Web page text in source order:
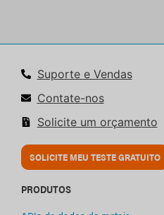
Suporte e Vendas
Contate-nos
Solicite um orçamento
SOLICITE MEU TESTE GRATUITO
PRODUTOS